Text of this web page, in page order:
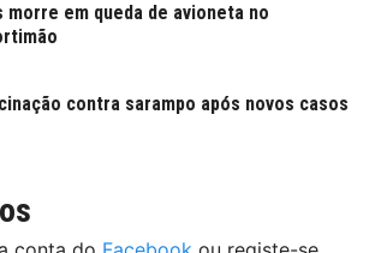
morre em queda de avioneta no
contra sarampo após novos casos